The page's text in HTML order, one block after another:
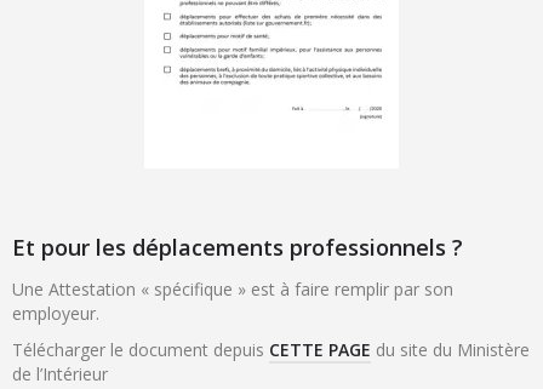
Et pour les déplacements professionnels ?
Une Attestation « spécifique » est à faire remplir par son
employeur.
Télécharger le document depuis CETTE PAGE du site du Ministère
de l’Intérieur